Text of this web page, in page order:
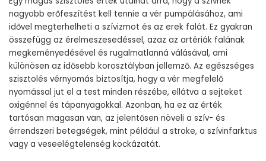
nagyobb erőfeszítést kell tennie a vér pumpálásához, ami
idővel megterhelheti a szívizmot és az erek falát. Ez gyakran
összefügg az érelmeszesedéssel, azaz az artériák falának
megkeményedésével és rugalmatlanná válásával, ami
különösen az idősebb korosztályban jellemző. Az egészséges
szisztolés vérnyomás biztosítja, hogy a vér megfelelő
nyomással jut el a test minden részébe, ellátva a sejteket
oxigénnel és tápanyagokkal. Azonban, ha ez az érték
tartósan magasan van, az jelentősen növeli a szív- és
érrendszeri betegségek, mint például a stroke, a szívinfarktus
vagy a veseelégtelenség kockázatát.